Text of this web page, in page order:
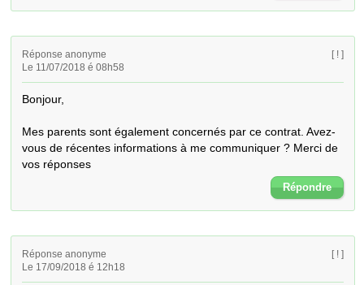
Réponse anonyme
Le 11/07/2018 é 08h58
[ ! ]
Bonjour,
Mes parents sont également concernés par ce contrat. Avez-
vous de récentes informations à me communiquer ? Merci de
vos réponses
Répondre
Réponse anonyme
Le 17/09/2018 é 12h18
[ ! ]